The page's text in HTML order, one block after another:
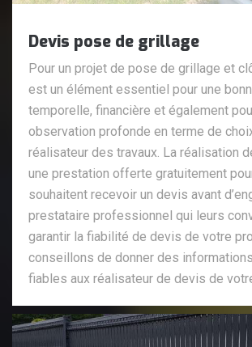
Devis pose de grillage
Pour un projet de pose de grillage et
est un élément essentiel pour une
temporelle, financière et également
observation profonde en terme de
réalisateur des travaux. La réalisation
une prestation offerte gratuitement
souhaitent recevoir un devis avant
prestataire professionnel qui leurs
garantir la fiabilité de devis de votre
conseillons de donner des
fiables aux réalisateur de devis de